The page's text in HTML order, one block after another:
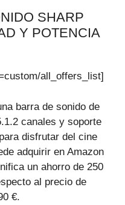
SHARP
Y POTENCIA
all_offers_list]
barra de sonido de
canales y soporte
disfrutar del cine
adquirir en Amazon
un ahorro de 250
al precio de
€.